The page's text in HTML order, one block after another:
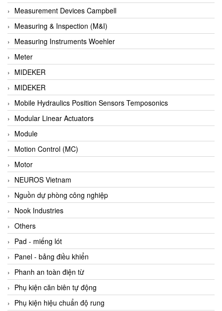
Barel Vietnam
Barksdale
Bartec
Basco
Baumer
Baumuller Vietnam
Baykee
BBC Bircher Smart Access
BCS ITALY
BEA SENSORS
Beacon Extender
Beckhoff
Bedook
Bei Sensor
Beijer
Beinlich-pumps
Beka
BEKO
Belimo
Benetech Vietnam
Measurement Devices Campbell
Measuring & Inspection (M&I)
Measuring Instruments Woehler
Meter
MIDEKER
MIDEKER
Mobile Hydraulics Position Sensors Temposonics
Modular Linear Actuators
Module
Motion Control (MC)
Motor
NEUROS Vietnam
Nguồn dự phòng công nghiệp
Nook Industries
Others
Pad - miếng lót
Panel - bảng điều khiển
Phanh an toàn điện từ
Phụ kiện căn biên tự động
Phụ kiện hiệu chuẩn độ rung